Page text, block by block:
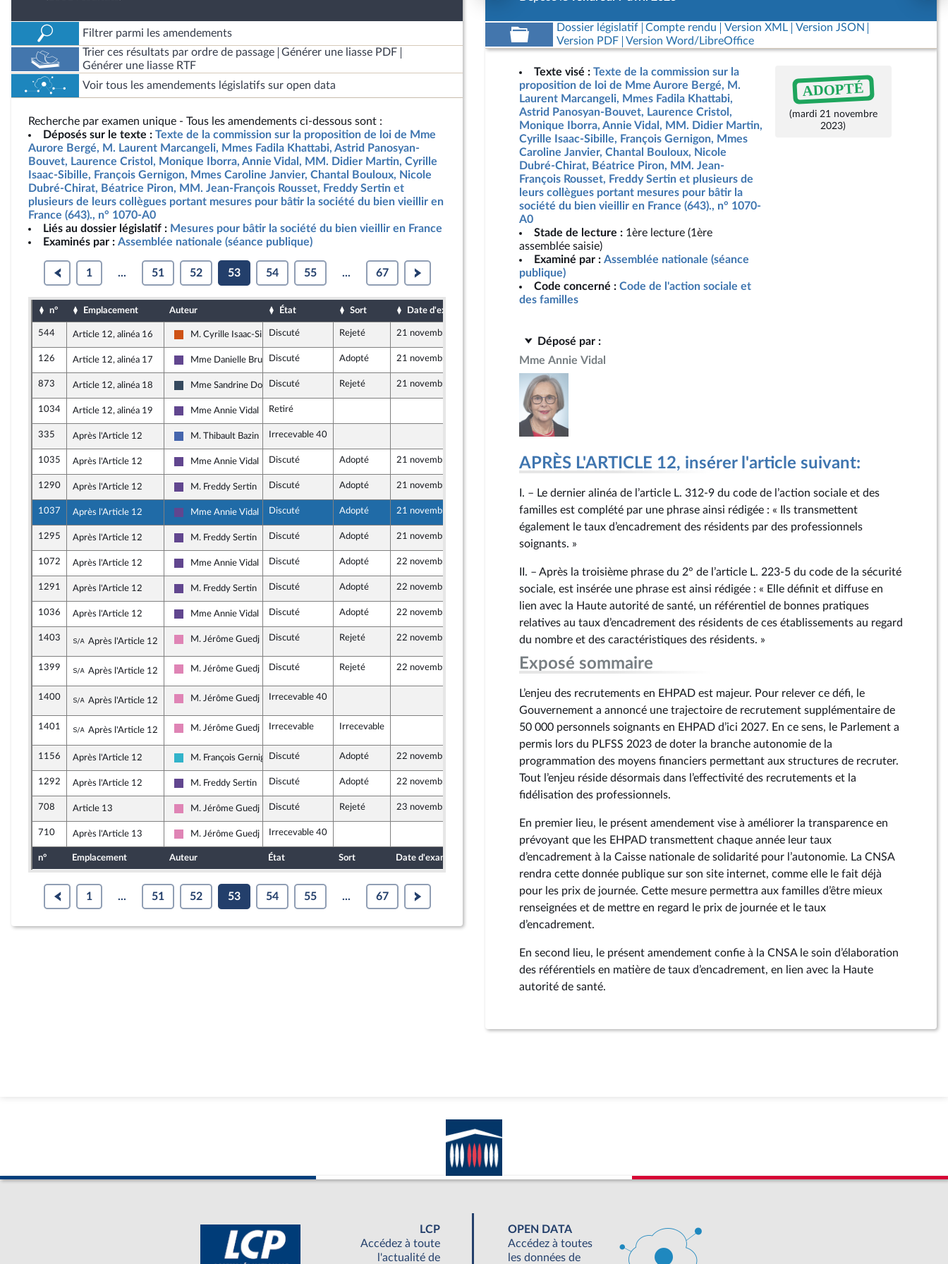
Filtrer parmi les amendements
Trier ces résultats par ordre de passage
Générer une liasse PDF
Générer une liasse RTF
Voir tous les amendements législatifs sur open data
Recherche par examen unique - Tous les amendements ci-dessous sont :
Déposés sur le texte : Texte de la commission sur la proposition de loi de Mme
Aurore Bergé, M. Laurent Marcangeli, Mmes Fadila Khattabi, Astrid Panosyan-
Bouvet, Laurence Cristol, Monique Iborra, Annie Vidal, MM. Didier Martin, Cyrille
Isaac-Sibille, François Gernigon, Mmes Caroline Janvier, Chantal Bouloux, Nicole
Dubré-Chirat, Béatrice Piron, MM. Jean-François Rousset, Freddy Sertin et
plusieurs de leurs collègues portant mesures pour bâtir la société du bien vieillir en
France (643)., n° 1070-A0
Liés au dossier législatif : Mesures pour bâtir la société du bien vieillir en France
Examinés par : Assemblée nationale (séance publique)
1 ... 51 52 53 54 55 ... 67
n° Emplacement Auteur État Sort Date d'examen
544 Article 12, alinéa 16
Démocrate (MoDem et Indépendants)
M. Cyrille Isaac-SibilleDiscuté Rejeté 21 novembre 2023
126 Article 12, alinéa 17
Renaissance
Mme Danielle BruleboisDiscuté Adopté 21 novembre 2023 6 avril 2023
873 Article 12, alinéa 18
Rassemblement National
Mme Sandrine Dogor-Such
Discuté Rejeté 21 novembre 2023 6 avril 2023
1034 Article 12, alinéa 19
Renaissance
Mme Annie Vidal Retiré 7 avril 2023
335 Après l'Article 12
Les Républicains
M. Thibault Bazin Irrecevable 40 6 avril 2023
1035 Après l'Article 12
Renaissance
Mme Annie Vidal Discuté Adopté 21 novembre 2023 7 avril 2023
1290 Après l'Article 12
Renaissance
M. Freddy Sertin Discuté Adopté 21 novembre 2023
1037 Après l'Article 12
Renaissance
Mme Annie Vidal Discuté Adopté 21 novembre 2023 7 avril 2023
1295 Après l'Article 12
Renaissance
M. Freddy Sertin Discuté Adopté 21 novembre 2023
1072 Après l'Article 12
Renaissance
Mme Annie Vidal Discuté Adopté 22 novembre 2023
1291 Après l'Article 12
Renaissance
M. Freddy Sertin Discuté Adopté 22 novembre 2023 7 avril 2023
1036 Après l'Article 12
Renaissance
Mme Annie Vidal Discuté Adopté 22 novembre 2023 7 avril 2023
1403 Sous-amendement de l'amendement n°1036
Après l'Article 12 Socialistes et apparentés (membre de l’intergroupe NUPES)
M. Jérôme Guedj Discuté Rejeté 22 novembre 2023 22 mai 2023
1399 Sous-amendement de l'amendement n°1036
Après l'Article 12 Socialistes et apparentés (membre de l’intergroupe NUPES)
M. Jérôme Guedj Discuté Rejeté 22 novembre 2023 13 avril 2023
1400 Sous-amendement de l'amendement n°1036
Après l'Article 12 Socialistes et apparentés (membre de l’intergroupe NUPES)
M. Jérôme Guedj Irrecevable 40 13 avril 2023
1401 Sous-amendement de l'amendement n°1036
Après l'Article 12 Socialistes et apparentés (membre de l’intergroupe NUPES)
M. Jérôme Guedj Irrecevable Irrecevable 13 avril 2023
1156 Après l'Article 12
Horizons et apparentés
M. François GernigonDiscuté Adopté 22 novembre 2023
1292 Après l'Article 12
Renaissance
M. Freddy Sertin Discuté Adopté 22 novembre 2023 7 avril 2023
708 Article 13
Socialistes et apparentés (membre de l’intergroupe NUPES)
M. Jérôme Guedj Discuté Rejeté 23 novembre 2023
710 Après l'Article 13
Socialistes et apparentés (membre de l’intergroupe NUPES)
M. Jérôme Guedj Irrecevable 40
n° Emplacement Auteur État Sort Date d'examen Date de dépôt
1 ... 51 52 53 54 55 ... 67
Dossier législatif Compte rendu Version XML
Version JSON
Version PDF
Version Word/LibreOffice
Texte visé : Texte de la commission sur la
proposition de loi de Mme Aurore Bergé, M.
Laurent Marcangeli, Mmes Fadila Khattabi,
Astrid Panosyan-Bouvet, Laurence Cristol,
Monique Iborra, Annie Vidal, MM. Didier Martin,
Cyrille Isaac-Sibille, François Gernigon, Mmes
Caroline Janvier, Chantal Bouloux, Nicole
Dubré-Chirat, Béatrice Piron, MM. Jean-
François Rousset, Freddy Sertin et plusieurs de
leurs collègues portant mesures pour bâtir la
société du bien vieillir en France (643)., n° 1070-
A0
Stade de lecture : 1ère lecture (1ère
assemblée saisie)
Examiné par : Assemblée nationale (séance
publique)
Code concerné : Code de l'action sociale et
des familles
ADOPTÉ
(mardi 21 novembre
2023)
Déposé par :
Mme Annie Vidal
APRÈS L'ARTICLE 12, insérer l'article suivant:
I. – Le dernier alinéa de l’article L. 312‑9 du code de l’action sociale et des
familles est complété par une phrase ainsi rédigée : « Ils transmettent
également le taux d’encadrement des résidents par des professionnels
soignants. »
II. – Après la troisième phrase du 2° de l’article L. 223‑5 du code de la sécurité
sociale, est insérée une phrase est ainsi rédigée : « Elle définit et diffuse en
lien avec la Haute autorité de santé, un référentiel de bonnes pratiques
relatives au taux d’encadrement des résidents de ces établissements au regard
du nombre et des caractéristiques des résidents. »
Exposé sommaire
L’enjeu des recrutements en EHPAD est majeur. Pour relever ce défi, le
Gouvernement a annoncé une trajectoire de recrutement supplémentaire de
50 000 personnels soignants en EHPAD d’ici 2027. En ce sens, le Parlement a
permis lors du PLFSS 2023 de doter la branche autonomie de la
programmation des moyens financiers permettant aux structures de recruter.
Tout l’enjeu réside désormais dans l’effectivité des recrutements et la
fidélisation des professionnels.
En premier lieu, le présent amendement vise à améliorer la transparence en
prévoyant que les EHPAD transmettent chaque année leur taux
d’encadrement à la Caisse nationale de solidarité pour l’autonomie. La CNSA
rendra cette donnée publique sur son site internet, comme elle le fait déjà
pour les prix de journée. Cette mesure permettra aux familles d’être mieux
renseignées et de mettre en regard le prix de journée et le taux
d’encadrement.
En second lieu, le présent amendement confie à la CNSA le soin d’élaboration
des référentiels en matière de taux d’encadrement, en lien avec la Haute
autorité de santé.
LCP
Accédez à toute
l'actualité de
OPEN DATA
Accédez à toutes
les données de